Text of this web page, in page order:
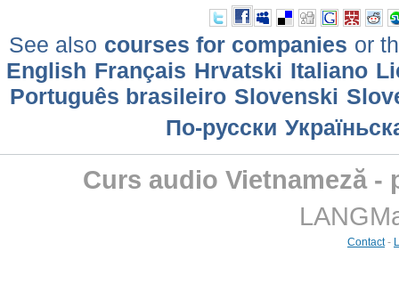
See also courses for companies or
English Français Hrvatski Italiano
Português brasileiro Slovenski
По-русски
Curs audio Vietnameză -
Contact-